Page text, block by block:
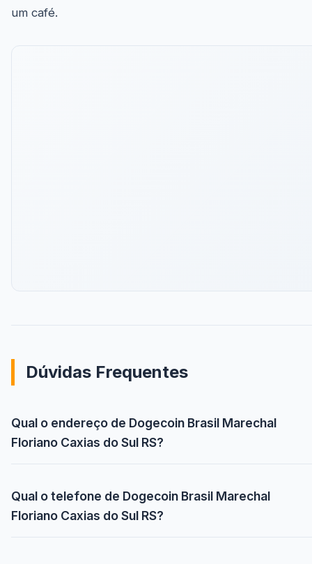
um café.
Dúvidas Frequentes
Qual o endereço de Dogecoin Brasil Marechal
Floriano Caxias do Sul RS?
Qual o telefone de Dogecoin Brasil Marechal
Floriano Caxias do Sul RS?